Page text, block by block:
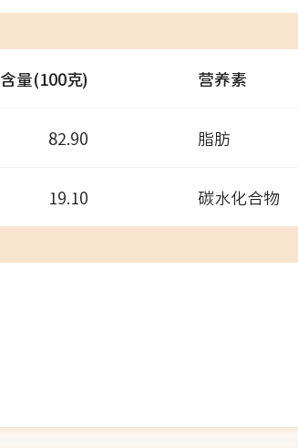
含量(100克) 营养素
82.90 脂肪
19.10
碳水化合物